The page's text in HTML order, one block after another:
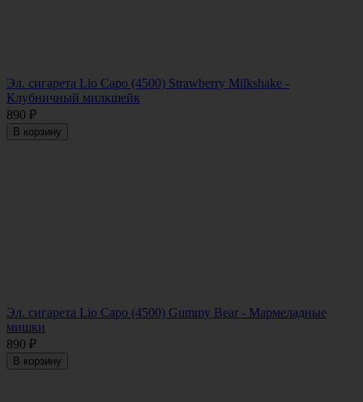
Эл. сигарета Lio Capo (4500) Strawberry Milkshake -
Клубничный милкшейк
890 ₽
В корзину
Эл. сигарета Lio Capo (4500) Gummy Bear - Мармеладные
мишки
890 ₽
В корзину